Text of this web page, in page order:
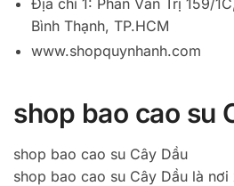
Địa chỉ 1: Phan Văn Trị 159/
Bình Thạnh, TP.HCM
www.shopquynhanh.com
shop bao cao su
shop bao cao su Cây Dầu
shop bao cao su Cây Dầu là